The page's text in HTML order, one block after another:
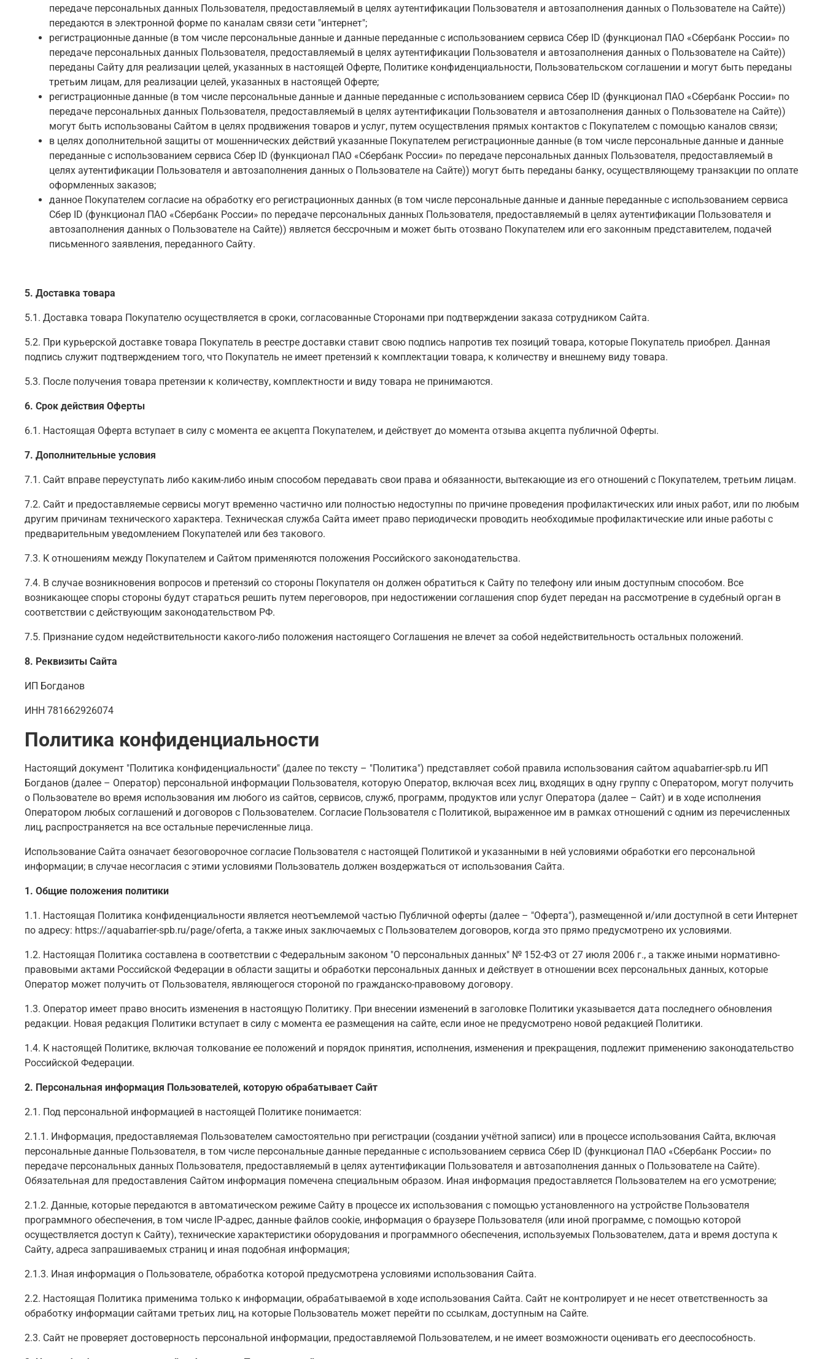
передаче персональных данных Пользователя, предоставляемый в целях аутентификации Пользователя и автозаполнения данных о Пользователе на Сайте))
передаются в электронной форме по каналам связи сети "интернет";
регистрационные данные (в том числе персональные данные и данные переданные с использованием сервиса Сбер ID (функционал ПАО «Сбербанк России» по
передаче персональных данных Пользователя, предоставляемый в целях аутентификации Пользователя и автозаполнения данных о Пользователе на Сайте))
переданы Сайту для реализации целей, указанных в настоящей Оферте, Политике конфиденциальности, Пользовательском соглашении и могут быть переданы
третьим лицам, для реализации целей, указанных в настоящей Оферте;
регистрационные данные (в том числе персональные данные и данные переданные с использованием сервиса Сбер ID (функционал ПАО «Сбербанк России» по
передаче персональных данных Пользователя, предоставляемый в целях аутентификации Пользователя и автозаполнения данных о Пользователе на Сайте))
могут быть использованы Сайтом в целях продвижения товаров и услуг, путем осуществления прямых контактов с Покупателем с помощью каналов связи;
в целях дополнительной защиты от мошеннических действий указанные Покупателем регистрационные данные (в том числе персональные данные и данные
переданные с использованием сервиса Сбер ID (функционал ПАО «Сбербанк России» по передаче персональных данных Пользователя, предоставляемый в
целях аутентификации Пользователя и автозаполнения данных о Пользователе на Сайте)) могут быть переданы банку, осуществляющему транзакции по оплате
оформленных заказов;
данное Покупателем согласие на обработку его регистрационных данных (в том числе персональные данные и данные переданные с использованием сервиса
Сбер ID (функционал ПАО «Сбербанк России» по передаче персональных данных Пользователя, предоставляемый в целях аутентификации Пользователя и
автозаполнения данных о Пользователе на Сайте)) является бессрочным и может быть отозвано Покупателем или его законным представителем, подачей
письменного заявления, переданного Сайту.
5. Доставка товара
5.1. Доставка товара Покупателю осуществляется в сроки, согласованные Сторонами при подтверждении заказа сотрудником Сайта.
5.2. При курьерской доставке товара Покупатель в реестре доставки ставит свою подпись напротив тех позиций товара, которые Покупатель приобрел. Данная
подпись служит подтверждением того, что Покупатель не имеет претензий к комплектации товара, к количеству и внешнему виду товара.
5.3. После получения товара претензии к количеству, комплектности и виду товара не принимаются.
6. Срок действия Оферты
6.1. Настоящая Оферта вступает в силу с момента ее акцепта Покупателем, и действует до момента отзыва акцепта публичной Оферты.
7. Дополнительные условия
7.1. Сайт вправе переуступать либо каким-либо иным способом передавать свои права и обязанности, вытекающие из его отношений с Покупателем, третьим лицам.
7.2. Сайт и предоставляемые сервисы могут временно частично или полностью недоступны по причине проведения профилактических или иных работ, или по любым
другим причинам технического характера. Техническая служба Сайта имеет право периодически проводить необходимые профилактические или иные работы с
предварительным уведомлением Покупателей или без такового.
7.3. К отношениям между Покупателем и Сайтом применяются положения Российского законодательства.
7.4. В случае возникновения вопросов и претензий со стороны Покупателя он должен обратиться к Сайту по телефону или иным доступным способом. Все
возникающее споры стороны будут стараться решить путем переговоров, при недостижении соглашения спор будет передан на рассмотрение в судебный орган в
соответствии с действующим законодательством РФ.
7.5. Признание судом недействительности какого-либо положения настоящего Соглашения не влечет за собой недействительность остальных положений.
8. Реквизиты Сайта
ИП Богданов
ИНН 781662926074
Политика конфиденциальности
Настоящий документ "Политика конфиденциальности" (далее по тексту – "Политика") представляет собой правила использования сайтом aquabarrier-spb.ru ИП
Богданов (далее – Оператор) персональной информации Пользователя, которую Оператор, включая всех лиц, входящих в одну группу с Оператором, могут получить
о Пользователе во время использования им любого из сайтов, сервисов, служб, программ, продуктов или услуг Оператора (далее – Сайт) и в ходе исполнения
Оператором любых соглашений и договоров с Пользователем. Согласие Пользователя с Политикой, выраженное им в рамках отношений с одним из перечисленных
лиц, распространяется на все остальные перечисленные лица.
Использование Сайта означает безоговорочное согласие Пользователя с настоящей Политикой и указанными в ней условиями обработки его персональной
информации; в случае несогласия с этими условиями Пользователь должен воздержаться от использования Сайта.
1. Общие положения политики
1.1. Настоящая Политика конфиденциальности является неотъемлемой частью Публичной оферты (далее – "Оферта"), размещенной и/или доступной в сети Интернет
по адресу: https://aquabarrier-spb.ru/page/oferta, а также иных заключаемых с Пользователем договоров, когда это прямо предусмотрено их условиями.
1.2. Настоящая Политика составлена в соответствии с Федеральным законом "О персональных данных" № 152-ФЗ от 27 июля 2006 г., а также иными нормативно-
правовыми актами Российской Федерации в области защиты и обработки персональных данных и действует в отношении всех персональных данных, которые
Оператор может получить от Пользователя, являющегося стороной по гражданско-правовому договору.
1.3. Оператор имеет право вносить изменения в настоящую Политику. При внесении изменений в заголовке Политики указывается дата последнего обновления
редакции. Новая редакция Политики вступает в силу с момента ее размещения на сайте, если иное не предусмотрено новой редакцией Политики.
1.4. К настоящей Политике, включая толкование ее положений и порядок принятия, исполнения, изменения и прекращения, подлежит применению законодательство
Российской Федерации.
2. Персональная информация Пользователей, которую обрабатывает Сайт
2.1. Под персональной информацией в настоящей Политике понимается:
2.1.1. Информация, предоставляемая Пользователем самостоятельно при регистрации (создании учётной записи) или в процессе использования Сайта, включая
персональные данные Пользователя, в том числе персональные данные переданные с использованием сервиса Сбер ID (функционал ПАО «Сбербанк России» по
передаче персональных данных Пользователя, предоставляемый в целях аутентификации Пользователя и автозаполнения данных о Пользователе на Сайте).
Обязательная для предоставления Сайтом информация помечена специальным образом. Иная информация предоставляется Пользователем на его усмотрение;
2.1.2. Данные, которые передаются в автоматическом режиме Сайту в процессе их использования с помощью установленного на устройстве Пользователя
программного обеспечения, в том числе IP-адрес, данные файлов cookie, информация о браузере Пользователя (или иной программе, с помощью которой
осуществляется доступ к Сайту), технические характеристики оборудования и программного обеспечения, используемых Пользователем, дата и время доступа к
Сайту, адреса запрашиваемых страниц и иная подобная информация;
2.1.3. Иная информация о Пользователе, обработка которой предусмотрена условиями использования Сайта.
2.2. Настоящая Политика применима только к информации, обрабатываемой в ходе использования Сайта. Сайт не контролирует и не несет ответственность за
обработку информации сайтами третьих лиц, на которые Пользователь может перейти по ссылкам, доступным на Сайте.
2.3. Сайт не проверяет достоверность персональной информации, предоставляемой Пользователем, и не имеет возможности оценивать его дееспособность.